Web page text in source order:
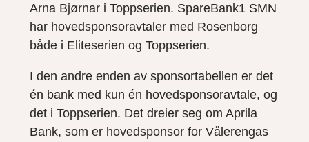
Arna Bjørnar i Toppserien. SpareBank1 SMN
har hovedsponsoravtaler med Rosenborg
både i Eliteserien og Toppserien.
I den andre enden av sponsortabellen er det
én bank med kun én hovedsponsoravtale, og
det i Toppserien. Det dreier seg om Aprila
Bank, som er hovedsponsor for Vålerengas